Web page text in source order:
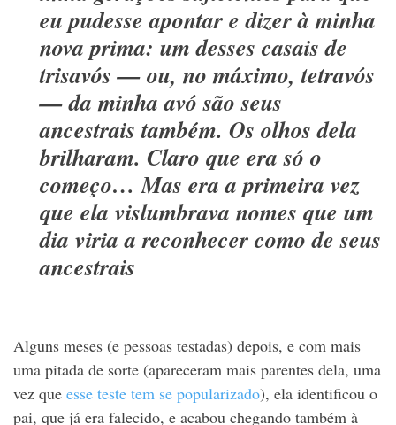
eu pudesse apontar e dizer à minha
nova prima: um desses casais de
trisavós — ou, no máximo, tetravós
— da minha avó são seus
ancestrais também. Os olhos dela
brilharam. Claro que era só o
começo… Mas era a primeira vez
que ela vislumbrava nomes que um
dia viria a reconhecer como de seus
ancestrais
Alguns meses (e pessoas testadas) depois, e com mais
uma pitada de sorte (apareceram mais parentes dela, uma
vez que esse teste tem se popularizado), ela identificou o
pai, que já era falecido, e acabou chegando também à